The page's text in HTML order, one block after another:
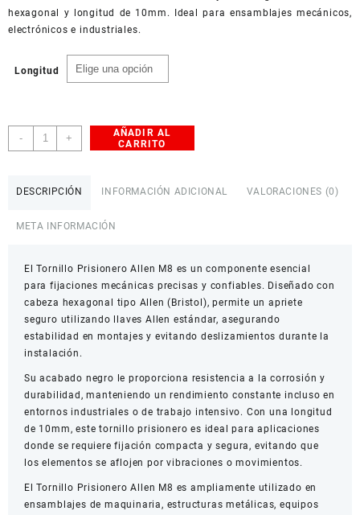
$ 3.400,0
hexagonal y longitud de 10mm. Ideal para ensamblajes mecánicos,
electrónicos e industriales.
Longitud
-
Tornillo
Prisionero
cantidad
+
AÑADIR AL
CARRITO
DESCRIPCIÓN INFORMACIÓN ADICIONAL VALORACIONES (0)
META INFORMACIÓN
El Tornillo Prisionero Allen M8 es un componente esencial
para fijaciones mecánicas precisas y confiables. Diseñado con
cabeza hexagonal tipo Allen (Bristol), permite un apriete
seguro utilizando llaves Allen estándar, asegurando
estabilidad en montajes y evitando deslizamientos durante la
instalación.
Su acabado negro le proporciona resistencia a la corrosión y
durabilidad, manteniendo un rendimiento constante incluso en
entornos industriales o de trabajo intensivo. Con una longitud
de 10mm, este tornillo prisionero es ideal para aplicaciones
donde se requiere fijación compacta y segura, evitando que
los elementos se aflojen por vibraciones o movimientos.
El Tornillo Prisionero Allen M8 es ampliamente utilizado en
ensamblajes de maquinaria, estructuras metálicas, equipos